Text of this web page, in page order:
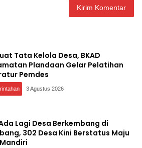
Tata Kelola Desa, BKAD
Plandaan Gelar Pelatihan
Pemdes
3 Agustus 2026
Lagi Desa Berkembang di
302 Desa Kini Berstatus Maju